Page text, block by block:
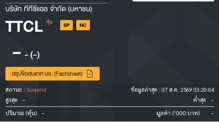
บริษัท ทีทีซีแอล จำกัด (มหาชน)
TTCL หุ้น SP NC
- -(-)
สรุปข้อสนเทศ บจ. (Factsheet)
สถานะ : Suspend ข้อมูลล่าสุด : 07 ส.ค. 2569 03:20:04
สูงสุด
- ต่ำสุด -
ปริมาณ (หุ้น) - มูลค่า ('000 บาท) -